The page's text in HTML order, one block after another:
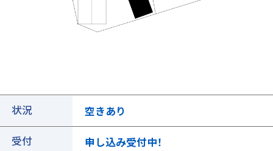
状況 空きあり
受付 申し込み受付中！